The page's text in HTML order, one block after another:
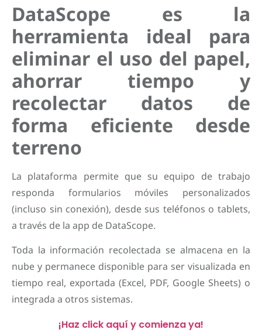
DataScope es la
herramienta ideal para
eliminar el uso del papel,
ahorrar tiempo y
recolectar datos de
forma eficiente desde
terreno
La plataforma permite que su equipo de trabajo
responda formularios móviles personalizados
(incluso sin conexión), desde sus teléfonos o tablets,
a través de la app de DataScope.
Toda la información recolectada se almacena en la
nube y permanece disponible para ser visualizada en
tiempo real, exportada (Excel, PDF, Google Sheets) o
integrada a otros sistemas.
¡Haz click aquí y comienza ya!